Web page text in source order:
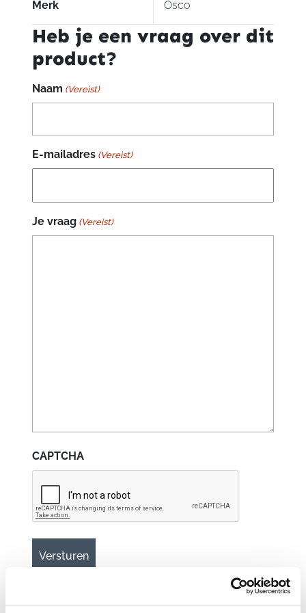
Merk Osco
Heb je een vraag over dit
product?
Naam (Vereist)
E-mailadres (Vereist)
Je vraag (Vereist)
CAPTCHA